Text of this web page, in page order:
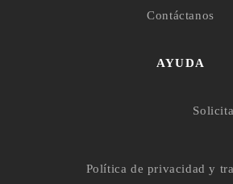
Contáctanos
AYUDA
Política de privacidad y